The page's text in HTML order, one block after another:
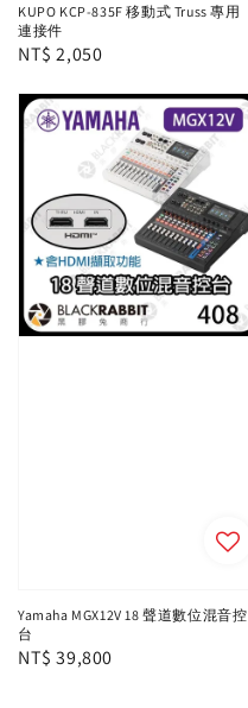
KUPO KCP-835F 移動式 Truss 專用
連接件
Regular
NT$ 2,050
Yamaha MGX12V 18 聲道數位混音控
台
Regular
NT$ 39,800